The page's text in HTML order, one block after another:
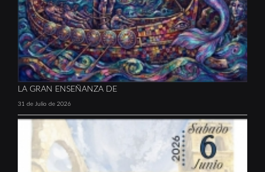
LA GRAN ENSEÑANZA DE
31 de Julio de 2026